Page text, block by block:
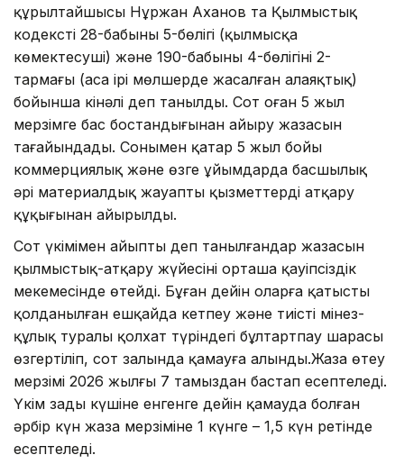
құрылтайшысы Нұржан Аханов та Қылмыстық
кодекстің 28-бабының 5-бөлігі (қылмысқа
көмектесуші) және 190-бабының 4-бөлігінің 2-
тармағы (аса ірі мөлшерде жасалған алаяқтық)
бойынша кінәлі деп танылды. Сот оған 5 жыл
мерзімге бас бостандығынан айыру жазасын
тағайындады. Сонымен қатар 5 жыл бойы
коммерциялық және өзге ұйымдарда басшылық
әрі материалдық жауапты қызметтерді атқару
құқығынан айырылды.
Сот үкімімен айыпты деп танылғандар жазасын
қылмыстық-атқару жүйесінің орташа қауіпсіздік
мекемесінде өтейді. Бұған дейін оларға қатысты
қолданылған ешқайда кетпеу және тиісті мінез-
құлық туралы қолхат түріндегі бұлтартпау шарасы
өзгертіліп, сот залында қамауға алынды.Жаза өтеу
мерзімі 2026 жылғы 7 тамыздан бастап есептеледі.
Үкім заңды күшіне енгенге дейін қамауда болған
әрбір күн жаза мерзіміне 1 күнге – 1,5 күн ретінде
есептеледі.